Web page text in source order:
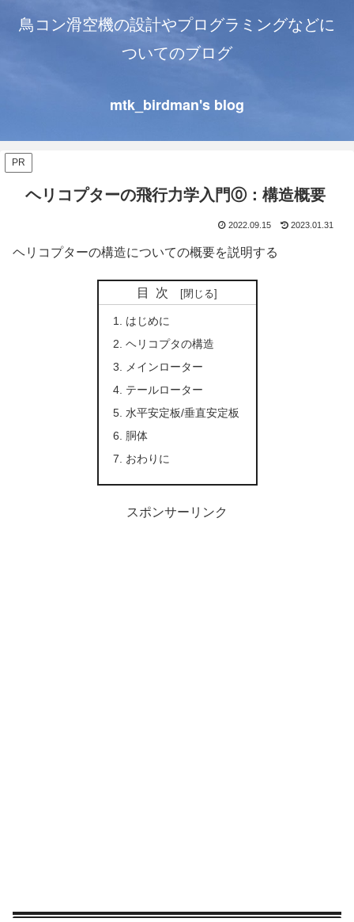
鳥コン滑空機の設計やプログラミングなどに
ついてのブログ
mtk_birdman's blog
PR
ヘリコプターの飛行力学入門⓪：構造概要
2022.09.15 2023.01.31
ヘリコプターの構造についての概要を説明する
目次
はじめに
ヘリコプタの構造
メインローター
テールローター
水平安定板/垂直安定板
胴体
おわりに
スポンサーリンク